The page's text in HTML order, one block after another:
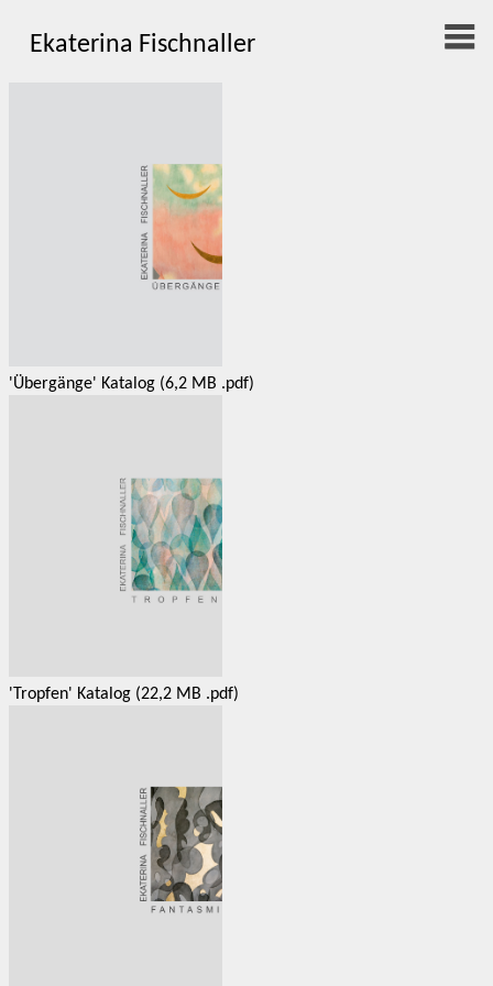
Ekaterina Fischnaller
'Übergänge' Katalog (6,2 MB .pdf)
'Tropfen' Katalog (22,2 MB .pdf)